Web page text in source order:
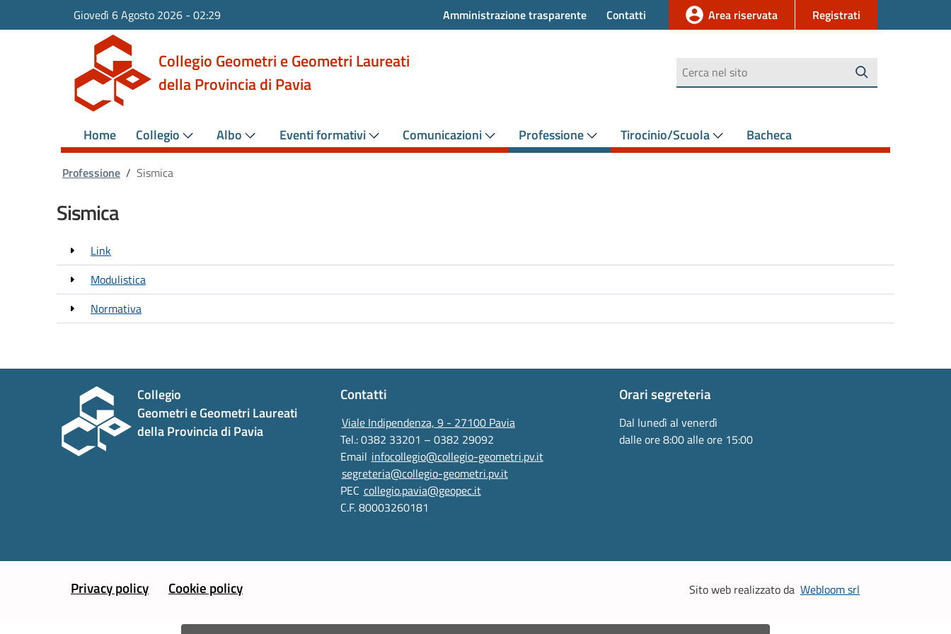
Giovedì 6 Agosto 2026 - 02:29 Amministrazione trasparente Contatti Area riservata Registrati
Collegio Geometri e Geometri Laureati
della Provincia di Pavia
Cerca
Home Collegio Albo Eventi formativi Comunicazioni Professione Tirocinio/Scuola Bacheca
Professione / Sismica
Sismica
Link
Modulistica
Normativa
Collegio
Geometri e Geometri Laureati
della Provincia di Pavia
Contatti
Viale Indipendenza, 9 - 27100 Pavia
Tel.: 0382 33201 – 0382 29092
Email infocollegio@collegio-geometri.pv.it
segreteria@collegio-geometri.pv.it
PEC collegio.pavia@geopec.it
C.F. 80003260181
Orari segreteria
Dal lunedì al venerdì
dalle ore 8:00 alle ore 15:00
Privacy policy Cookie policy Sito web realizzato da Webloom srl